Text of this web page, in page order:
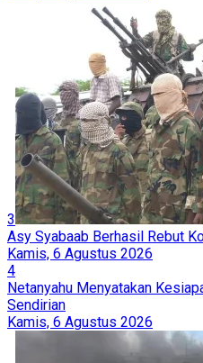
3
Asy Syabaab Berhasil Rebut
Kamis, 6 Agustus 2026
4
Netanyahu Menyatakan
Sendirian
Kamis, 6 Agustus 2026